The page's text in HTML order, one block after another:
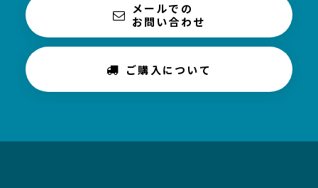
メールでの
お問い合わせ
ご購入について